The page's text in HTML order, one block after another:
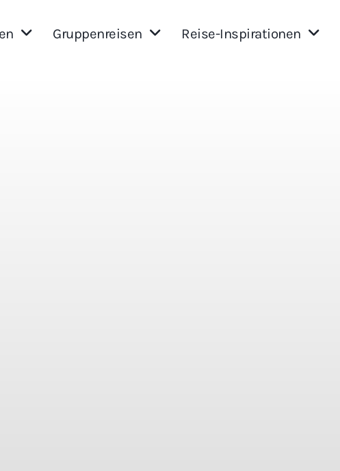
Gruppenreisen Reise-Inspirationen